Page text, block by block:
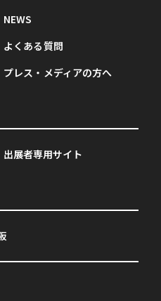
NEWS
よくある質問
プレス・メディアの方へ
出展者専用サイト